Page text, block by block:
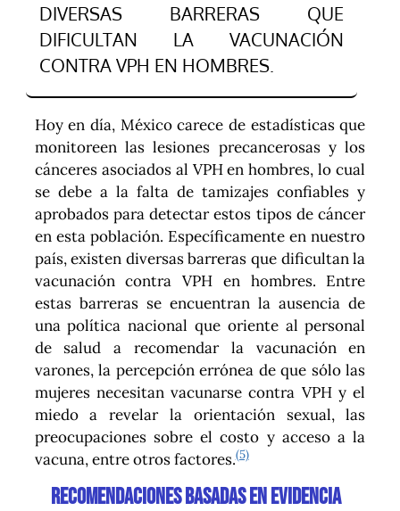
DIVERSAS BARRERAS QUE
DIFICULTAN LA VACUNACIÓN
CONTRA VPH EN HOMBRES.
Hoy en día, México carece de estadísticas que
monitoreen las lesiones precancerosas y los
cánceres asociados al VPH en hombres, lo cual
se debe a la falta de tamizajes confiables y
aprobados para detectar estos tipos de cáncer
en esta población. Específicamente en nuestro
país, existen diversas barreras que dificultan la
vacunación contra VPH en hombres. Entre
estas barreras se encuentran la ausencia de
una política nacional que oriente al personal
de salud a recomendar la vacunación en
varones, la percepción errónea de que sólo las
mujeres necesitan vacunarse contra VPH y el
miedo a revelar la orientación sexual, las
preocupaciones sobre el costo y acceso a la
vacuna, entre otros factores.(5)
Recomendaciones basadas en evidencia